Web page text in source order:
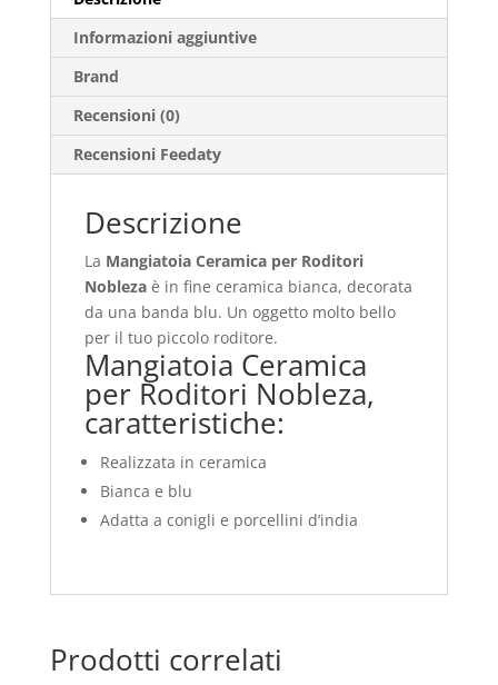
Informazioni aggiuntive
Brand
Recensioni (0)
Recensioni Feedaty
Descrizione
La Mangiatoia Ceramica per Roditori
Noblezaè in fine ceramica bianca, decorata
da una banda blu. Un oggetto molto bello
per il tuo piccolo roditore.
Mangiatoia Ceramica
per Roditori Nobleza,
caratteristiche:
Realizzata in ceramica
Bianca e blu
Adatta a conigli e porcellini d’india
Prodotti correlati